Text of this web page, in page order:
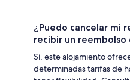
¿Puedo cancelar mi
recibir un reembolso
Sí, este alojamiento
determinadas tarifas de